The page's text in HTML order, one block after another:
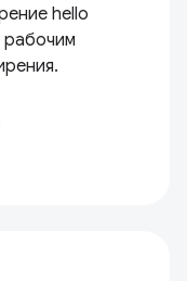
hello
рабочим